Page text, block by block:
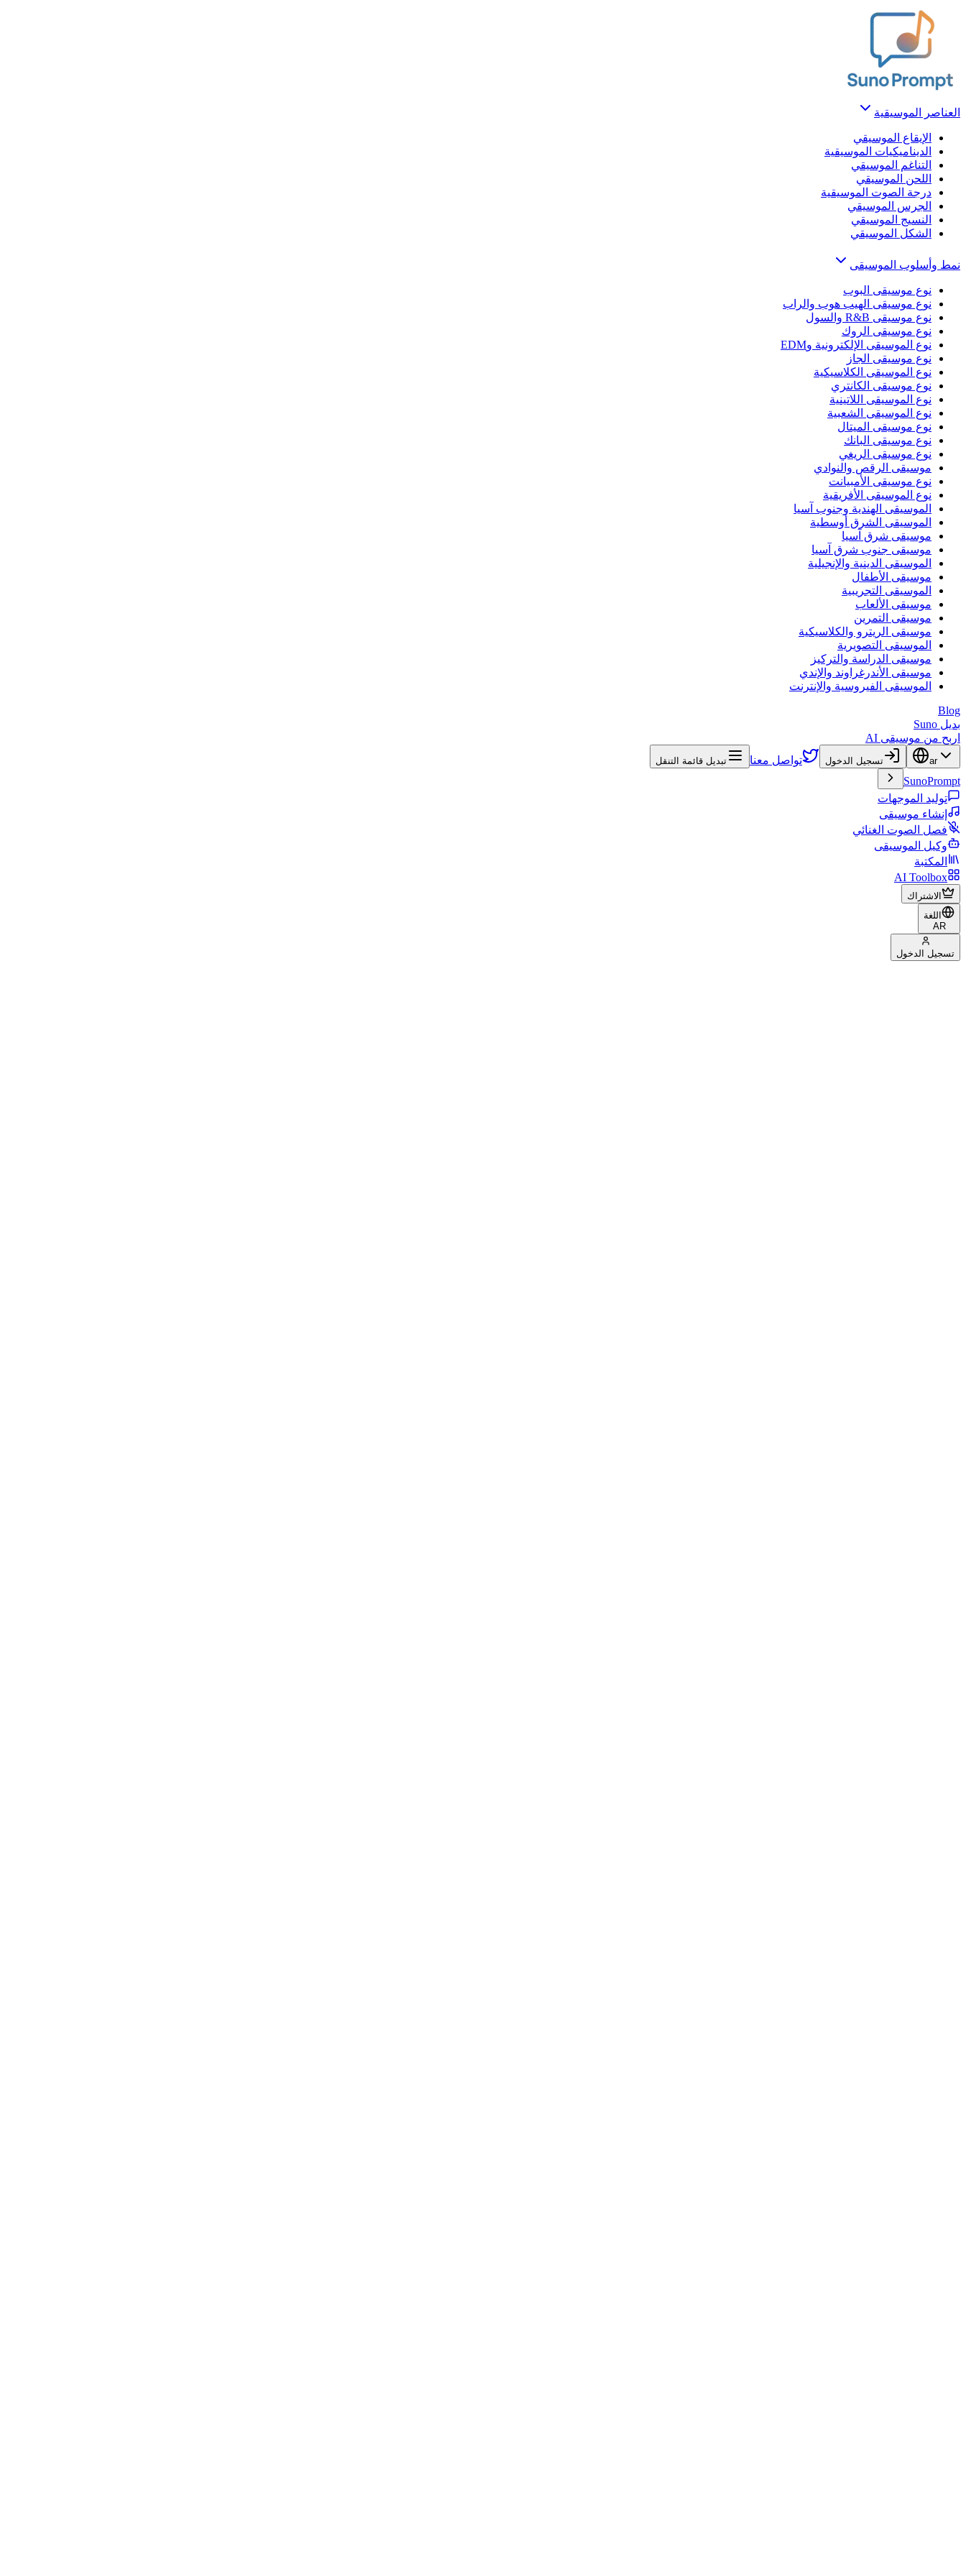
العناصر الموسيقية
الإيقاع الموسيقي
الديناميكيات الموسيقية
التناغم الموسيقي
اللحن الموسيقي
درجة الصوت الموسيقية
الجرس الموسيقي
النسيج الموسيقي
الشكل الموسيقي
نمط وأسلوب الموسيقى
نوع موسيقى البوب
نوع موسيقى الهيب هوب والراب
نوع موسيقى R&B والسول
نوع موسيقى الروك
نوع الموسيقى الإلكترونية وEDM
نوع موسيقى الجاز
نوع الموسيقى الكلاسيكية
نوع موسيقى الكانتري
نوع الموسيقى اللاتينية
نوع الموسيقى الشعبية
نوع موسيقى الميتال
نوع موسيقى البانك
نوع موسيقى الريغي
موسيقى الرقص والنوادي
نوع موسيقى الأمبيانت
نوع الموسيقى الأفريقية
الموسيقى الهندية وجنوب آسيا
الموسيقى الشرق أوسطية
موسيقى شرق آسيا
موسيقى جنوب شرق آسيا
الموسيقى الدينية والإنجيلية
موسيقى الأطفال
الموسيقى التجريبية
موسيقى الألعاب
موسيقى التمرين
موسيقى الريترو والكلاسيكية
الموسيقى التصويرية
موسيقى الدراسة والتركيز
موسيقى الأندرغراوند والإندي
الموسيقى الفيروسية والإنترنت
Blog
بديل Suno
اربح من موسيقى AI
ar تسجيل الدخول تواصل معنا تبديل قائمة التنقل
SunoPrompt
توليد الموجهات
إنشاء موسيقى
فصل الصوت الغنائي
وكيل الموسيقى
المكتبة
AI Toolbox
الاشتراك
اللغة
AR
تسجيل الدخول